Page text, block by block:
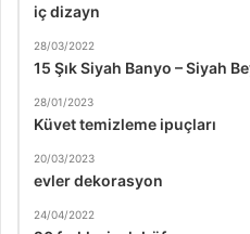
iç dizayn
28/03/2022
15 Şık Siyah Banyo – Siyah
28/01/2023
Küvet temizleme ipuçları
20/03/2023
evler dekorasyon
24/04/2022